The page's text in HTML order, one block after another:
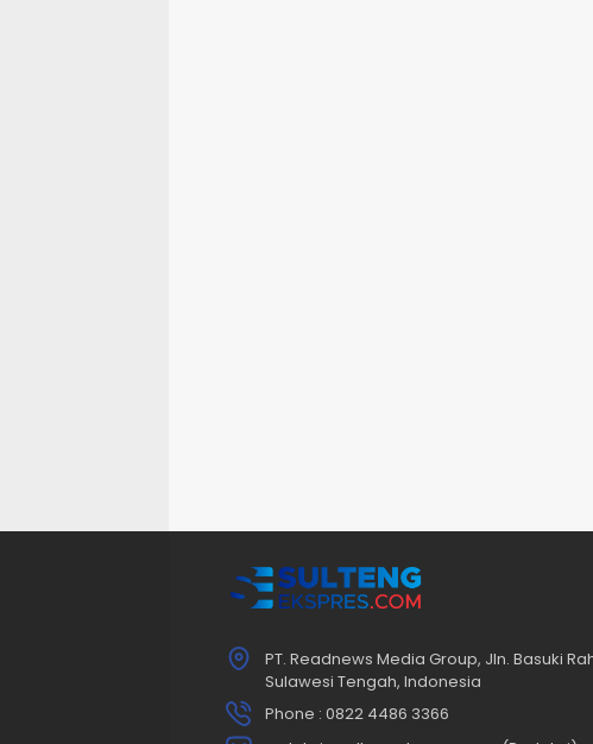
PT. Readnews Media Group, Jln. Basuki
Sulawesi Tengah, Indonesia
Phone : 0822 4486 3366